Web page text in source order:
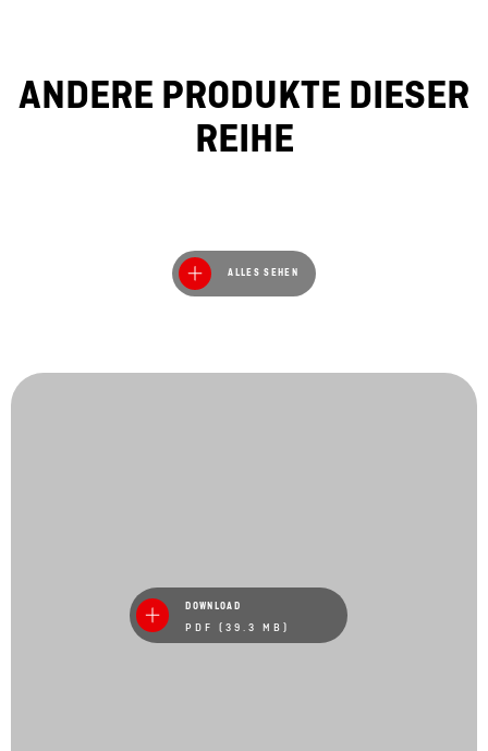
ANDERE PRODUKTE DIESER
REIHE
ALLES SEHEN
DOWNLOAD
PDF (39.3 MB)